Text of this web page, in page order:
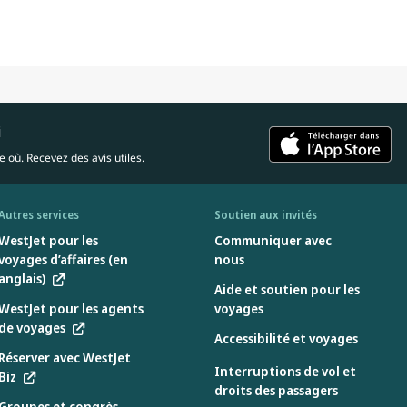
Recevez des avis utiles.
services
pour les
d’affaires (en
pour les agents
voyages
avec WestJet
Soutien aux invités
Communiquer avec
nous
Aide et soutien pour les
voyages
Accessibilité et voyages
Interruptions de vol et
droits des passagers